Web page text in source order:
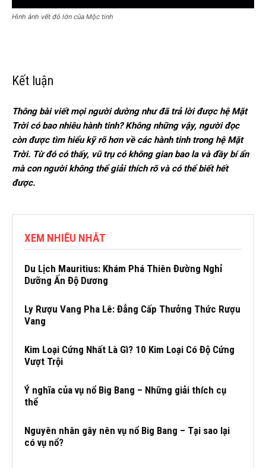
Hình ảnh vết đỏ lớn của Mộc tinh
Kết luận
Thông bài viết mọi người dường như đã trả lời được hệ Mặt
Trời có bao nhiêu hành tinh? Không những vậy, người đọc
còn được tìm hiểu kỹ rõ hơn về các hành tinh trong hệ Mặt
Trời. Từ đó có thấy, vũ trụ có không gian bao la và đầy bí ẩn
mà con người không thể giải thích rõ và có thể biết hết
được.
XEM NHIỀU NHẤT
Du Lịch Mauritius: Khám Phá Thiên Đường Nghỉ
Dưỡng Ấn Độ Dương
Ly Rượu Vang Pha Lê: Đẳng Cấp Thưởng Thức Rượu
Vang
Kim Loại Cứng Nhất Là Gì? 10 Kim Loại Có Độ Cứng
Vượt Trội
Ý nghĩa của vụ nổ Big Bang – Những giải thích cụ
thể
Nguyên nhân gây nên vụ nổ Big Bang – Tại sao lại
có vụ nổ?